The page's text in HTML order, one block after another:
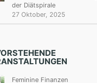
der Diätspirale
27 Oktober, 2025
Feminine Finanzen